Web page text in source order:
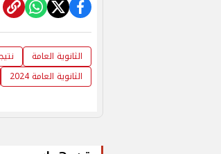
الثانوية العامة
الثانوية العامة 2024